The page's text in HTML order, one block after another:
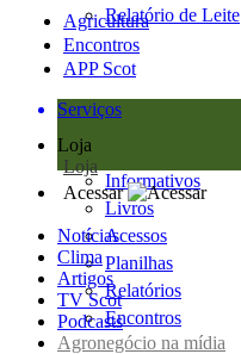
Relatório de Leite
Agricultura
Encontros
APP Scot
Serviços
Loja
Loja
Informativos
Livros
Acessos
Planilhas
Relatórios
Encontros
Acessar
Notícias
Clima
Artigos
TV Scot
Podcasts
Agronegócio na mídia